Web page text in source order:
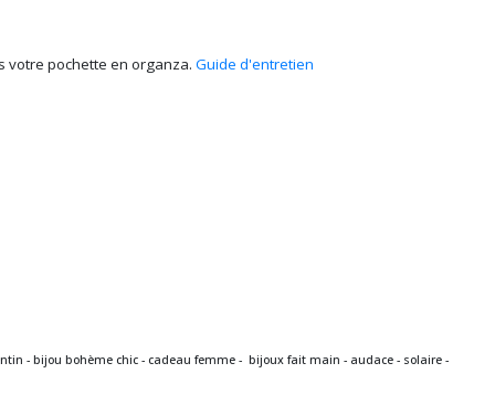
votre pochette en organza. Guide d'entretien
- bijou bohème chic - cadeau femme - bijoux fait main - audace - solaire -